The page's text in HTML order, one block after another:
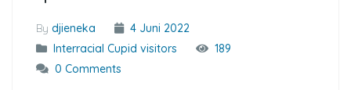
By djieneka
4 Juni 2022
Interracial Cupid visitors
189
0 Comments